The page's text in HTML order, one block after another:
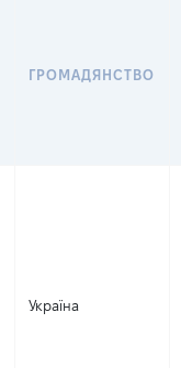
ГРОМАДЯНСТВО
Україна